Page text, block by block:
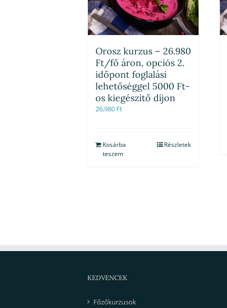
Orosz kurzus – 26.980
Ft/fő áron, opciós 2.
időpont foglalási
lehetőséggel 5000 Ft-
os kiegészítő díjon
26,980 Ft
Kosárba
teszem
Részletek
KEDVENCEK
Főzőkurzusok